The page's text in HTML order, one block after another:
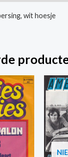
wit hoesje